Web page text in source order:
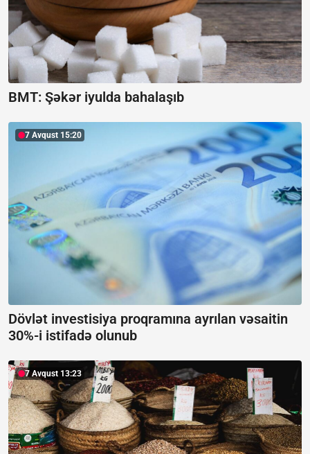
BMT: Şəkər iyulda bahalaşıb
7 Avqust 15:20
Dövlət investisiya proqramına ayrılan vəsaitin
30%-i istifadə olunub
7 Avqust 13:23